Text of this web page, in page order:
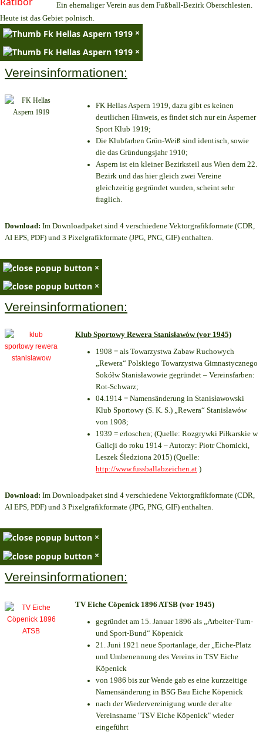
Ein ehemaliger Verein aus dem Fußball-Bezirk Oberschlesien.
Heute ist das Gebiet polnisch.
×
×
Vereinsinformationen:
FK Hellas Aspern 1919, dazu gibt es keinen
deutlichen Hinweis, es findet sich nur ein Asperner
Sport Klub 1919;
Die Klubfarben Grün-Weiß sind identisch, sowie
die das Gründungsjahr 1910;
Aspern ist ein kleiner Bezirksteil aus Wien dem 22.
Bezirk und das hier gleich zwei Vereine
gleichzeitig gegründet wurden, scheint sehr
fraglich.
Download: Im Downloadpaket sind 4 verschiedene Vektorgrafikformate (CDR,
AI EPS, PDF) und 3 Pixelgrafikformate (JPG, PNG, GIF) enthalten.
×
×
Vereinsinformationen:
Klub Sportowy Rewera Stanisławów (vor 1945)
1908 = als Towarzystwa Zabaw Ruchowych
„Rewera“ Polskiego Towarzystwa Gimnastycznego
Sokółw Stanisławowie gegründet – Vereinsfarben:
Rot-Schwarz;
04.1914 = Namensänderung in Stanisławowski
Klub Sportowy (S. K. S.) „Rewera“ Stanisławów
von 1908;
1939 = erloschen; (Quelle: Rozgrywki Piłkarskie w
Galicji do roku 1914 – Autorzy: Piotr Chomicki,
Leszek Śledziona 2015) (Quelle:
http://www.fussballabzeichen.at )
Download: Im Downloadpaket sind 4 verschiedene Vektorgrafikformate (CDR,
AI EPS, PDF) und 3 Pixelgrafikformate (JPG, PNG, GIF) enthalten.
×
×
Vereinsinformationen:
TV Eiche Cöpenick 1896 ATSB (vor 1945)
gegründet am 15. Januar 1896 als „Arbeiter-Turn-
und Sport-Bund“ Köpenick
21. Juni 1921 neue Sportanlage, der „Eiche-Platz
und Umbenennung des Vereins in TSV Eiche
Köpenick
von 1986 bis zur Wende gab es eine kurzzeitige
Namensänderung in BSG Bau Eiche Köpenick
nach der Wiedervereinigung wurde der alte
Vereinsname "TSV Eiche Köpenick" wieder
eingeführt